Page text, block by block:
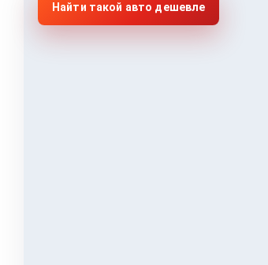
Найти такой авто дешевле